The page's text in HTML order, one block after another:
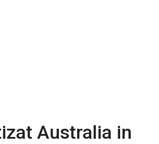
Australia in